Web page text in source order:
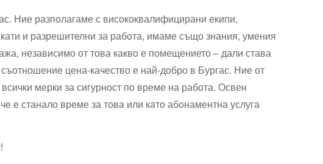
Ние разполагаме с висококвалифицирани екипи,
и разрешителни за работа, имаме също знания, умения
независимо от това какво е помещението – дали става
цена-качество е най-добро в Бургас. Ние от
мерки за сигурност по време на работа. Освен
станало време за това или като абонаментна услуга